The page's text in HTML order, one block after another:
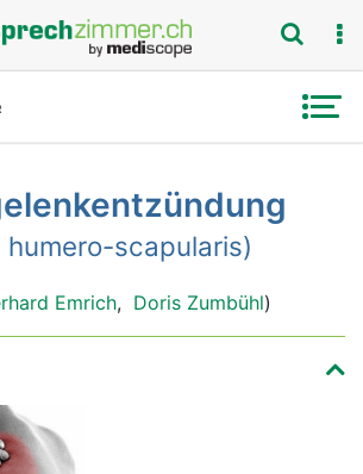
humero-scapularis)
Emrich, Doris Zumbühl)